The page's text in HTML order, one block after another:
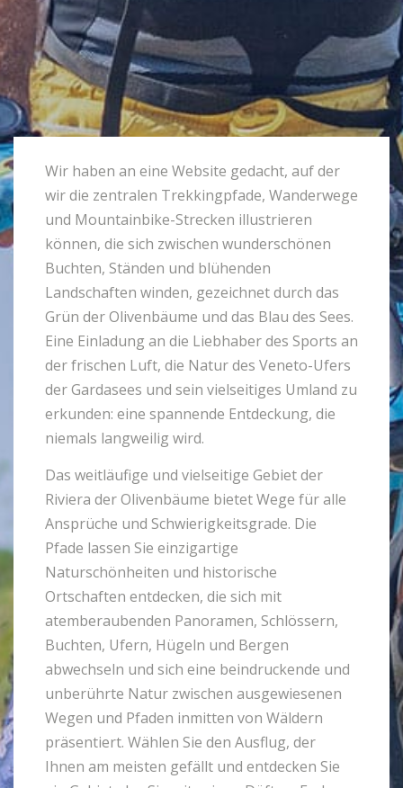
Wir haben an eine Website gedacht, auf der
wir die zentralen Trekkingpfade, Wanderwege
und Mountainbike-Strecken illustrieren
können, die sich zwischen wunderschönen
Buchten, Ständen und blühenden
Landschaften winden, gezeichnet durch das
Grün der Olivenbäume und das Blau des Sees.
Eine Einladung an die Liebhaber des Sports an
der frischen Luft, die Natur des Veneto-Ufers
der Gardasees und sein vielseitiges Umland zu
erkunden: eine spannende Entdeckung, die
niemals langweilig wird.
Das weitläufige und vielseitige Gebiet der
Riviera der Olivenbäume bietet Wege für alle
Ansprüche und Schwierigkeitsgrade. Die
Pfade lassen Sie einzigartige
Naturschönheiten und historische
Ortschaften entdecken, die sich mit
atemberaubenden Panoramen, Schlössern,
Buchten, Ufern, Hügeln und Bergen
abwechseln und sich eine beindruckende und
unberührte Natur zwischen ausgewiesenen
Wegen und Pfaden inmitten von Wäldern
präsentiert. Wählen Sie den Ausflug, der
Ihnen am meisten gefällt und entdecken Sie